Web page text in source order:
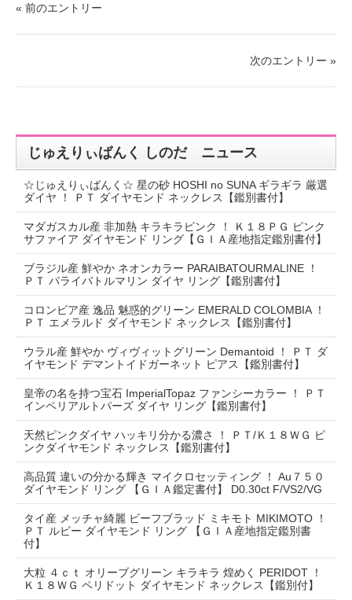
« 前のエントリー
次のエントリー »
じゅえりぃばんく しのだ ニュース
☆じゅえりぃばんく☆ 星の砂 HOSHI no SUNA ギラギラ 厳選
ダイヤ ！ ＰＴ ダイヤモンド ネックレス【鑑別書付】
マダガスカル産 非加熱 キラキラピンク ！ Ｋ１８ＰＧ ピンク
サファイア ダイヤモンド リング【ＧＩＡ産地指定鑑別書付】
ブラジル産 鮮やか ネオンカラー PARAIBATOURMALINE ！
ＰＴ パライバトルマリン ダイヤ リング【鑑別書付】
コロンビア産 逸品 魅惑的グリーン EMERALD COLOMBIA ！
ＰＴ エメラルド ダイヤモンド ネックレス【鑑別書付】
ウラル産 鮮やか ヴィヴィットグリーン Demantoid ！ ＰＴ ダ
イヤモンド デマントイドガーネット ピアス【鑑別書付】
皇帝の名を持つ宝石 ImperialTopaz ファンシーカラー ！ ＰＴ
インペリアルトパーズ ダイヤ リング【鑑別書付】
天然ピンクダイヤ ハッキリ分かる濃さ ！ ＰＴ/Ｋ１８ＷＧ ピ
ンクダイヤモンド ネックレス【鑑別書付】
高品質 違いの分かる輝き マイクロセッティング ！ Au７５０
ダイヤモンド リング 【ＧＩＡ鑑定書付】 D0.30ct F/VS2/VG
タイ産 メッチャ綺麗 ビーフブラッド ミキモト MIKIMOTO ！
ＰＴ ルビー ダイヤモンド リング 【ＧＩＡ産地指定鑑別書
付】
大粒 ４ｃｔ オリーブグリーン キラキラ 煌めく PERIDOT ！
Ｋ１８ＷＧ ペリドット ダイヤモンド ネックレス【鑑別付】